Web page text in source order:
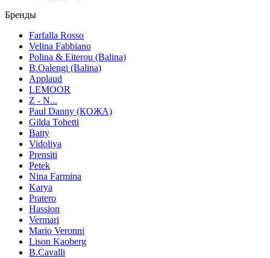
Бренды
Farfalla Rosso
Velina Fabbiano
Polina & Eiterou (Balina)
B.Oalengi (Balina)
Applaud
LEMOOR
Z - N...
Paul Danny (КОЖА)
Gilda Tohetti
Batty
Vidoliya
Prensiti
Petek
Nina Farmina
Karya
Pratero
Hassion
Vermari
Mario Veronni
Lison Kaoberg
B.Cavalli